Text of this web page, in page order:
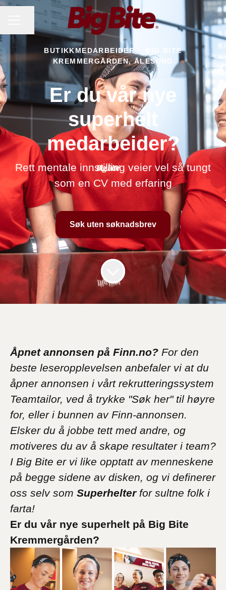
KARRIEREMENY
Del siden
BUTIKKMEDARBEIDER
BIG BITE
KREMMERGÅRDEN, ÅLESUND
Er du vår nye
superhelt
medarbeider?
Rett mentale innstilling veier vel så tungt
som en CV med erfaring
Søk uten søknadsbrev
Åpnet annonsen på Finn.no? For den
beste leseropplevelsen anbefaler vi at du
åpner annonsen i vårt rekrutteringssystem
Teamtailor, ved å trykke "Søk her" til høyre
for, eller i bunnen av Finn-annonsen.
Elsker du å jobbe tett med andre, og
motiveres du av å skape resultater i team?
I Big Bite er vi like opptatt av menneskene
på begge sidene av disken, og vi definerer
oss selv som Superhelterfor sultne folk i
farta!
Er du vår nye superhelt på Big Bite
Kremmergården?